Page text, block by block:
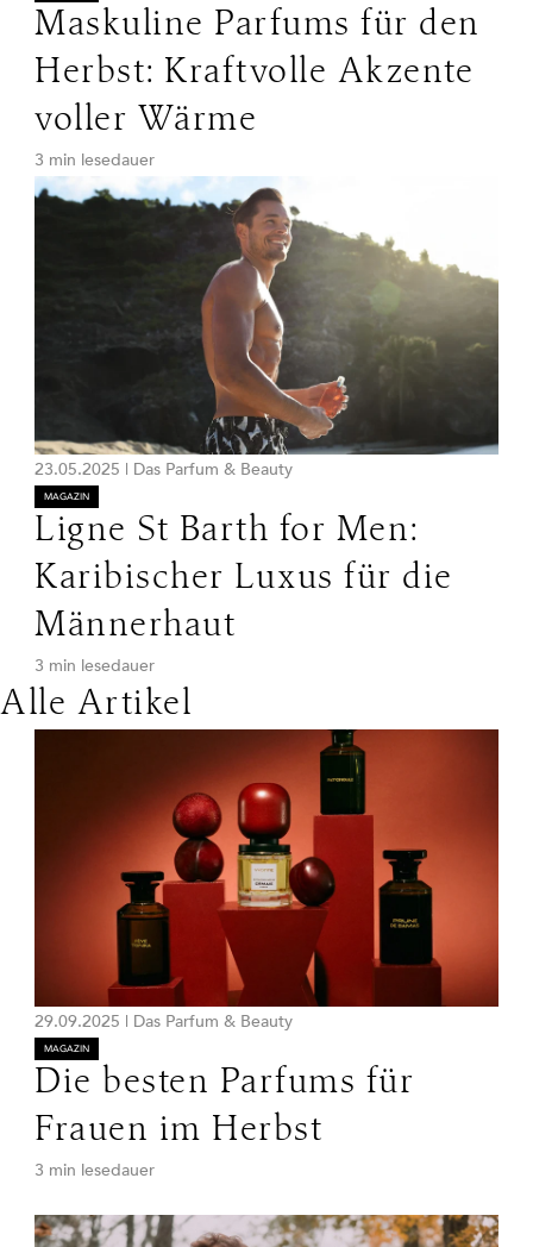
Maskuline Parfums für den
Herbst: Kraftvolle Akzente
voller Wärme
3 min lesedauer
23.05.2025 | Das Parfum & Beauty
MAGAZIN
Ligne St Barth for Men:
Karibischer Luxus für die
Männerhaut
3 min lesedauer
Alle Artikel
29.09.2025 | Das Parfum & Beauty
MAGAZIN
Die besten Parfums für
Frauen im Herbst
3 min lesedauer